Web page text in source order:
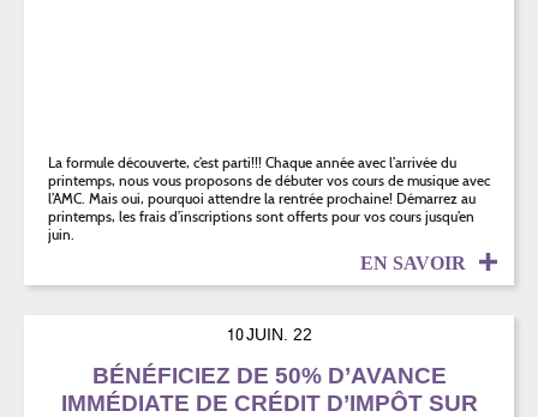
La formule découverte, c’est parti!!! Chaque année avec l’arrivée du
printemps, nous vous proposons de débuter vos cours de musique avec
l’AMC. Mais oui, pourquoi attendre la rentrée prochaine! Démarrez au
printemps, les frais d’inscriptions sont offerts pour vos cours jusqu’en
juin.
EN SAVOIR
10JUIN. 22
BÉNÉFICIEZ DE 50% D’AVANCE
IMMÉDIATE DE CRÉDIT D’IMPÔT SUR